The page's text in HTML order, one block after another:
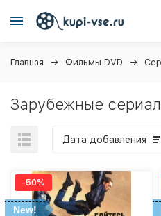
Главная Фильмы DVD
Зарубежные
Дата добавления
New!
-50%